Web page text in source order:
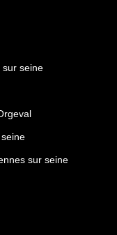
sur seine
sur seine